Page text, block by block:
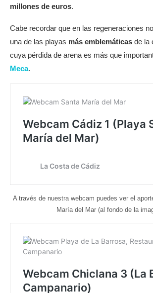
millones de euros.
Cabe recordar que en las regeneraciones
una de las playas más emblemáticas de la
cuya pérdida de arena es más que
Meca.
A través de nuestra webcam puedes ver el
María del Mar (al fondo de la